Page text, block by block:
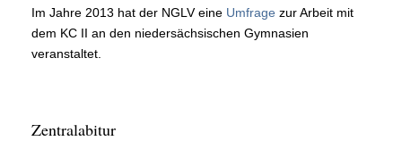
Im Jahre 2013 hat der NGLV eine Umfrage zur Arbeit mit
dem KC II an den niedersächsischen Gymnasien
veranstaltet.
Zentralabitur